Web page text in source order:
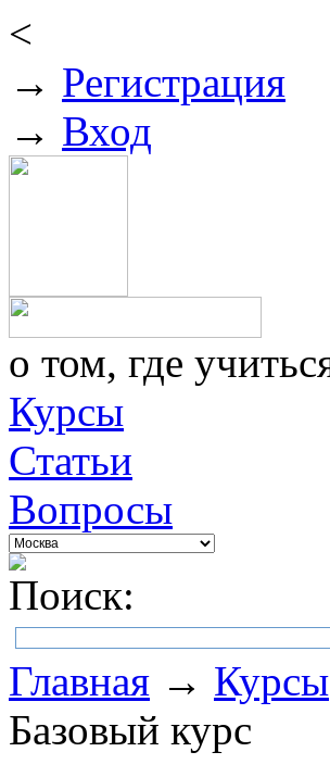
<
→ Регистрация
→ Вход
о том, где
Курсы
Статьи
Вопросы
Поиск:
Главная → Курсы
Базовый курс